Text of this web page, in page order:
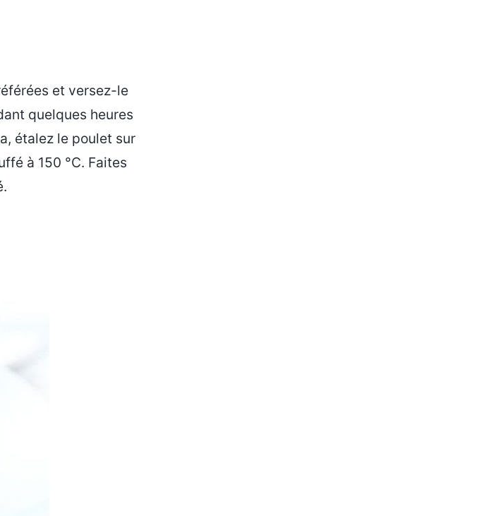
et versez-le
quelques heures
étalez le poulet sur
à 150 °C. Faites